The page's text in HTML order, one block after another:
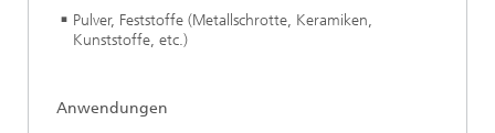
Pulver, Feststoffe (Metallschrotte, Keramiken,
Kunststoffe, etc.)
Anwendungen